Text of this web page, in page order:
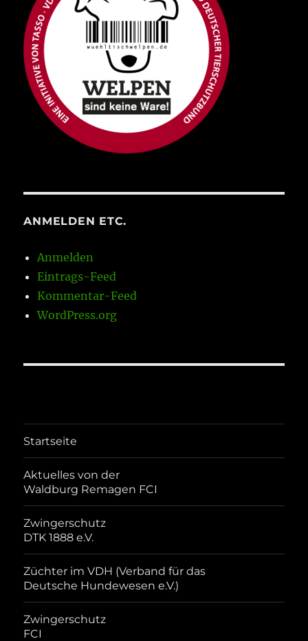
ANMELDEN ETC.
Anmelden
Eintrags-Feed
Kommentar-Feed
WordPress.org
Startseite
Aktuelles von der
Waldburg Remagen FCI
Zwingerschutz
DTK 1888 e.V.
Züchter im VDH (Verband für das
Deutsche Hundewesen e.V.)
Zwingerschutz
FCI